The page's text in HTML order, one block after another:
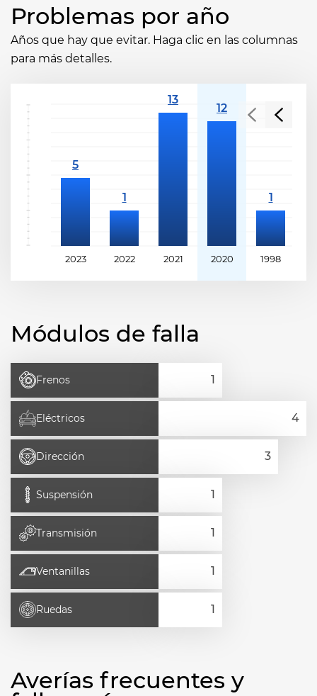
Problemas por año
Años que hay que evitar. Haga clic en las columnas
para más detalles.
2023 2022 2021 2020 1998
Módulos de falla
Frenos
Eléctricos
Dirección
Suspensión
Transmisión
Ventanillas
Ruedas
Averías frecuentes y